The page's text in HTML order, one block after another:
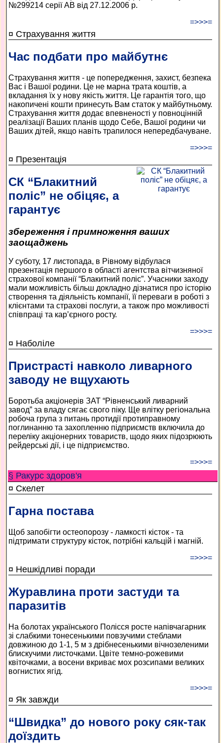
№299214 серії АВ від 27.12.2006 р.
=>>>=
¤ Страхування життя
Час подбати про майбутнє
Страхування життя - це попередження, захист, безпека
Вас і Вашої родини. Це не марна трата коштів, а
вкладання їх у нову якість життя. Це гарантія того, що
накопичені кошти принесуть Вам статок у майбутньому.
Страхування життя додає впевненості у повноцінній
реалізації Ваших планів щодо Себе, Вашої родини чи
Ваших дітей, якщо навіть трапилося непередбачуване.
=>>>=
¤ Презентація
СК “Блакитний
поліс” не обіцяє, а
гарантує
збереження і примноження ваших
заощаджень
У суботу, 17 листопада, в Рівному відбулася
презентація першого в області агентства вітчизняної
страхової компанії “Блакитний поліс”. Учасники заходу
мали можливість більш докладно дізнатися про історію
створення та діяльність компанії, її переваги в роботі з
клієнтами та страхові послуги, а також про можливості
співпраці та кар’єрного росту.
=>>>=
¤ Наболіле
Пристрасті навколо ливарного
заводу не вщухають
Боротьба акціонерів ЗАТ “Рівненський ливарний
завод” за владу сягає свого піку. Ще влітку регіональна
робоча група з питань протидії протиправному
поглинанню та захопленню підприємств включила до
переліку акціонерних товариств, щодо яких підозрюють
рейдерські дії, і це підприємство.
=>>>=
§ Ракурс здоров'я
¤ Скелет
Гарна постава
Щоб запобігти остеопорозу - ламкості кісток - та
підтримати структуру кісток, потрібні кальцій і магній.
=>>>=
¤ Нешкідливі поради
Журавлина проти застуди та
паразитів
На болотах українського Полісся росте напівчагарник
зі слабкими тонесенькими повзучими стеблами
довжиною до 1-1, 5 м з дрібнесенькими вічнозеленими
блискучими листочками. Цвіте темно-рожевими
квіточками, а восени вкриває мох розсипами великих
вогнистих ягід.
=>>>=
¤ Як завжди
“Швидка” до нового року сяк-так
доїздить